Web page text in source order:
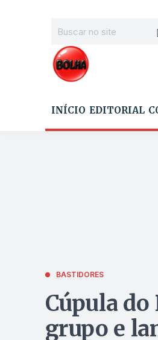
INÍCIO EDITORIAL
BASTIDORES
Cúpula
grupo e